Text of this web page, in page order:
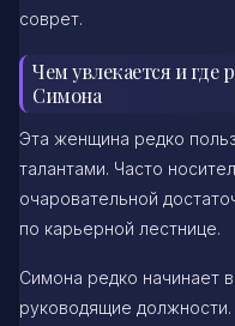
соврет.
Чем увлекается и где
Симона
Эта женщина редко
талантами. Часто
очаровательной
по карьерной лестнице.
Симона редко начинает
руководящие